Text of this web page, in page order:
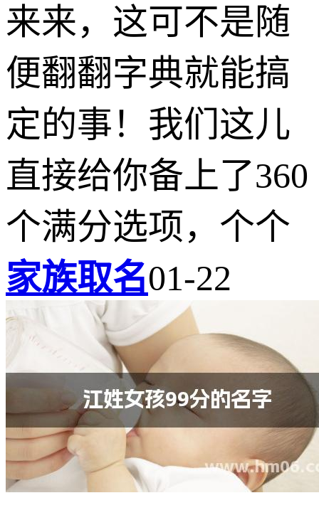
来来，这可不是随
便翻翻字典就能搞
定的事！我们这儿
直接给你备上了360
个满分选项，个个
家族取名01-22